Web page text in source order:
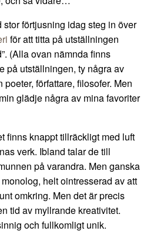
förtjusning idag steg in över
för att titta på utställningen
(Alla ovan nämnda finns
på utställningen, ty några av
författare, filosofer. Men
glädje några av mina favoriter
finns knappt tillräckligt med luft
verk. Ibland talar de till
på varandra. Men ganska
helt ointresserad av att
omkring. Men det är precis
tid av myllrande kreativitet.
och fullkomligt unik.